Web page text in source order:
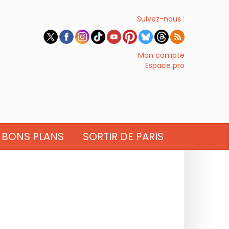
Suivez-nous :
Mon compte
Espace pro
BONS PLANS SORTIR DE PARIS